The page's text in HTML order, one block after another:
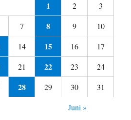
1
2 3
7 8 9
10
14 15 16
17
21 22 23
24
28 29 30
31
Juni »